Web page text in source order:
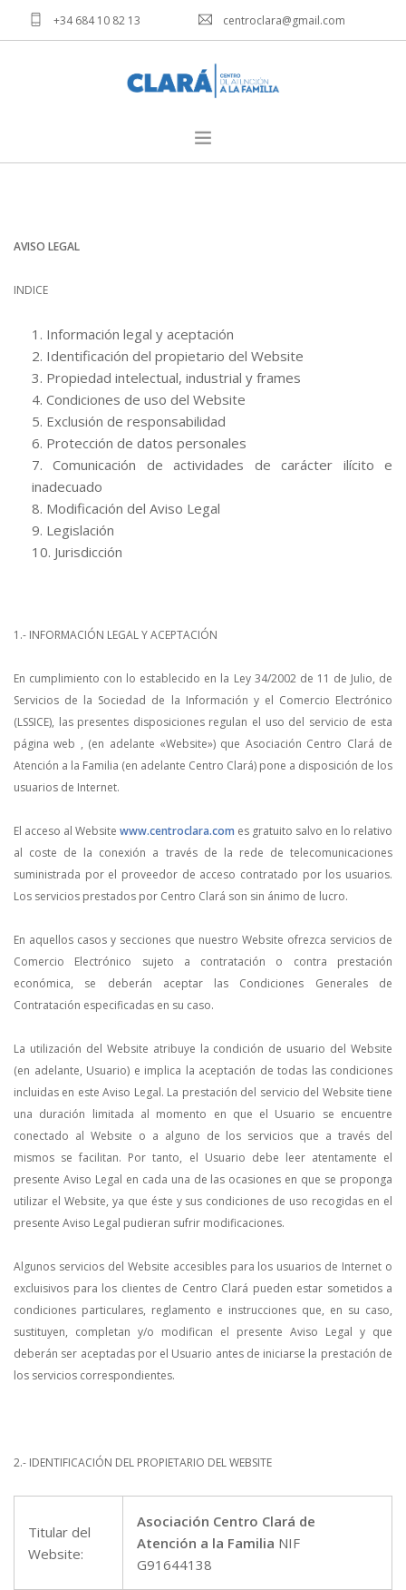
+34 684 10 82 13 centroclara@gmail.com
¿QUIÉNES SOMOS?
NOTICIAS
PATROCINADORES
SEARCH SITE
AVISO LEGAL
INDICE
Información legal y aceptación
Identificación del propietario del Website
Propiedad intelectual, industrial y frames
Condiciones de uso del Website
Exclusión de responsabilidad
Protección de datos personales
Comunicación de actividades de carácter ilícito e
inadecuado
Modificación del Aviso Legal
Legislación
Jurisdicción
1.- INFORMACIÓN LEGAL Y ACEPTACIÓN
En cumplimiento con lo establecido en la Ley 34/2002 de 11 de Julio, de
Servicios de la Sociedad de la Información y el Comercio Electrónico
(LSSICE), las presentes disposiciones regulan el uso del servicio de esta
página web , (en adelante «Website») que Asociación Centro Clará de
Atención a la Familia (en adelante Centro Clará) pone a disposición de los
usuarios de Internet.
El acceso al Website www.centroclara.com es gratuito salvo en lo relativo
al coste de la conexión a través de la rede de telecomunicaciones
suministrada por el proveedor de acceso contratado por los usuarios.
Los servicios prestados por Centro Clará son sin ánimo de lucro.
En aquellos casos y secciones que nuestro Website ofrezca servicios de
Comercio Electrónico sujeto a contratación o contra prestación
económica, se deberán aceptar las Condiciones Generales de
Contratación especificadas en su caso.
La utilización del Website atribuye la condición de usuario del Website
(en adelante, Usuario) e implica la aceptación de todas las condiciones
incluidas en este Aviso Legal. La prestación del servicio del Website tiene
una duración limitada al momento en que el Usuario se encuentre
conectado al Website o a alguno de los servicios que a través del
mismos se facilitan. Por tanto, el Usuario debe leer atentamente el
presente Aviso Legal en cada una de las ocasiones en que se proponga
utilizar el Website, ya que éste y sus condiciones de uso recogidas en el
presente Aviso Legal pudieran sufrir modificaciones.
Algunos servicios del Website accesibles para los usuarios de Internet o
excluisivos para los clientes de Centro Clará pueden estar sometidos a
condiciones particulares, reglamento e instrucciones que, en su caso,
sustituyen, completan y/o modifican el presente Aviso Legal y que
deberán ser aceptadas por el Usuario antes de iniciarse la prestación de
los servicios correspondientes.
2.- IDENTIFICACIÓN DEL PROPIETARIO DEL WEBSITE
Titular del
Website:
Asociación Centro Clará de
Atención a la Familia NIF
G91644138